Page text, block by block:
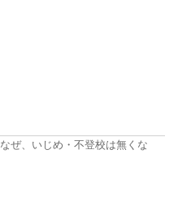
カ
なぜ、いじめ・不登校は無くな